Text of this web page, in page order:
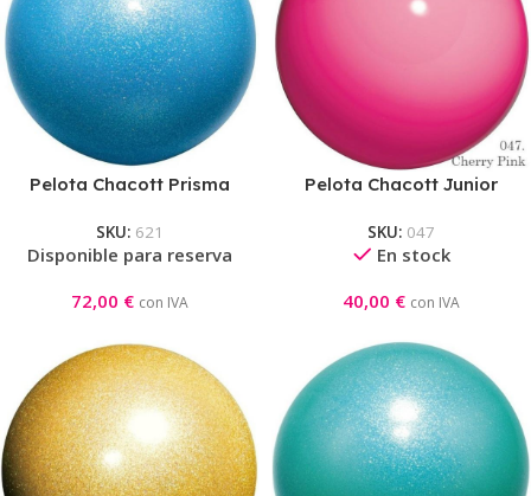
Pelota Chacott Prisma
SKU: 621
Disponible para reserva
72,00 € con IVA
Pelota Chacott Junior
SKU: 047
En stock
40,00 € con IVA